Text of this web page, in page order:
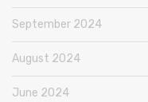
September 2024
August 2024
June 2024